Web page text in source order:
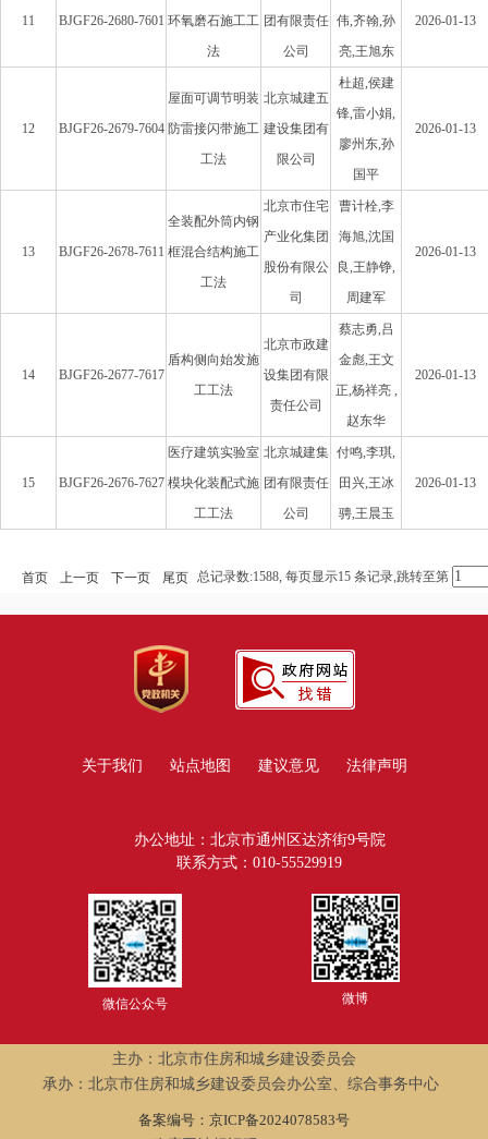
11 BJGF26-2680-7601 环氧磨石施工工
法
团有限责任
公司
伟,齐翰,孙
亮,王旭东
2026-01-13
12 BJGF26-2679-7604
屋面可调节明装
防雷接闪带施工
工法
北京城建五
建设集团有
限公司
杜超,侯建
锋,雷小娟,
廖州东,孙
国平
2026-01-13
13 BJGF26-2678-7611
全装配外筒内钢
框混合结构施工
工法
北京市住宅
产业化集团
股份有限公
司
曹计栓,李
海旭,沈国
良,王静铮,
周建军
2026-01-13
14 BJGF26-2677-7617
盾构侧向始发施
工工法
北京市政建
设集团有限
责任公司
蔡志勇,吕
金彪,王文
正,杨祥亮 ,
赵东华
2026-01-13
15 BJGF26-2676-7627
医疗建筑实验室
模块化装配式施
工工法
北京城建集
团有限责任
公司
付鸣,李琪,
田兴,王冰
骋,王晨玉
2026-01-13
首页 上一页 下一页 尾页 总记录数:1588, 每页显示15 条记录,跳转至第
关于我们 站点地图 建议意见 法律声明
办公地址：北京市通州区达济街9号院
联系方式：010-55529919
微信公众号 微博
主办：北京市住房和城乡建设委员会
承办：北京市住房和城乡建设委员会办公室、综合事务中心
备案编号：京ICP备2024078583号